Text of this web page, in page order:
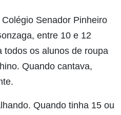
Senador Pinheiro
entre 10 e 12
todos os alunos de roupa
Quando cantava,
Quando tinha 15 ou